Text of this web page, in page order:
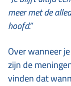
meer met de
hoofd.”
Over wanneer
zijn de
vinden dat